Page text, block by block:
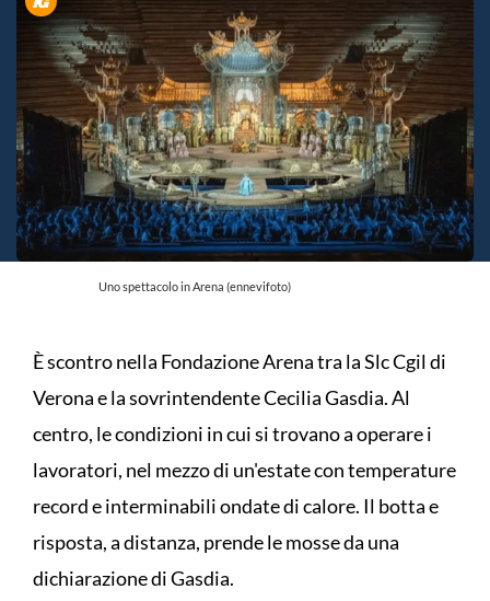
Uno spettacolo in Arena (ennevifoto)
È scontro nella Fondazione Arena tra la Slc Cgil di
Verona e la sovrintendente Cecilia Gasdia. Al
centro, le condizioni in cui si trovano a operare i
lavoratori, nel mezzo di un'estate con temperature
record e interminabili ondate di calore. Il botta e
risposta, a distanza, prende le mosse da una
dichiarazione di Gasdia.